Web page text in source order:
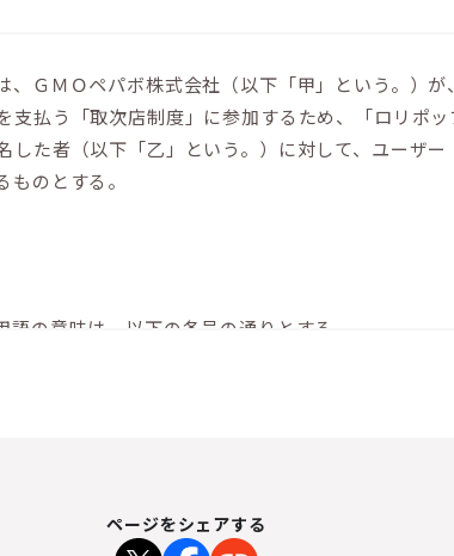
ＧＭＯペパボ株式会社（以下「甲」という。）
払う「取次店制度」に参加するため、「ロリポ
た者（以下「乙」という。）に対して、ユーザ
のとする。
の意味は、以下の各号の通りとする。
はその他の団体、GMO TECH株式会社が定めるMEO
terms.pdf 以下「MEO Dash!利用規約」という。）並
ページをシェアする